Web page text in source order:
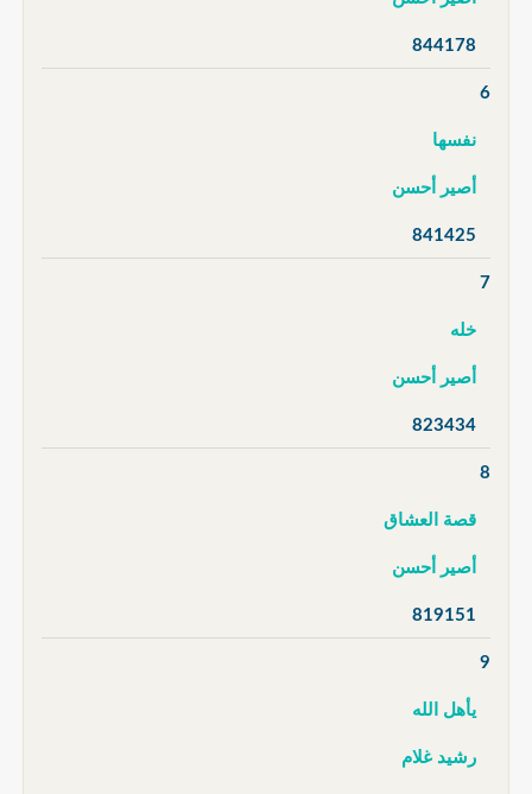
844178
6
نفسها
أصير أحسن
841425
7
خله
أصير أحسن
823434
8
قصة العشاق
أصير أحسن
819151
9
يأهل الله
رشيد غلام